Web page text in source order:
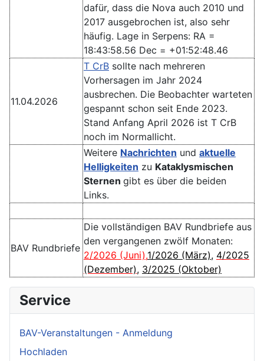
dafür, dass die Nova auch 2010 und
2017 ausgebrochen ist, also sehr
häufig. Lage in Serpens: RA =
18:43:58.56 Dec = +01:52:48.46
11.04.2026
T CrB sollte nach mehreren
Vorhersagen im Jahr 2024
ausbrechen. Die Beobachter warteten
gespannt schon seit Ende 2023.
Stand Anfang April 2026 ist T CrB
noch im Normallicht.
Weitere Nachrichten und aktuelle
Helligkeiten zu Kataklysmischen
Sternen gibt es über die beiden
Links.
BAV Rundbriefe
Die vollständigen BAV Rundbriefe aus
den vergangenen zwölf Monaten:
2/2026 (Juni),1/2026 (März), 4/2025
(Dezember), 3/2025 (Oktober)
Service
BAV-Veranstaltungen - Anmeldung
Hochladen